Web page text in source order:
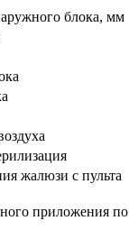
блока, мм
жалюзи с пульта
приложения по